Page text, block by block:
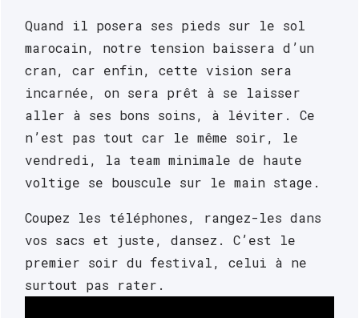
Quand il posera ses pieds sur le sol
marocain, notre tension baissera d’un
cran, car enfin, cette vision sera
incarnée, on sera prêt à se laisser
aller à ses bons soins, à léviter. Ce
n’est pas tout car le même soir, le
vendredi, la team minimale de haute
voltige se bouscule sur le main stage.
Coupez les téléphones, rangez-les dans
vos sacs et juste, dansez. C’est le
premier soir du festival, celui à ne
surtout pas rater.